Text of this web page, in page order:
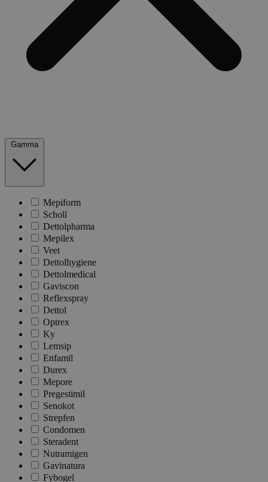
Gamma
Mepiform
Scholl
Dettolpharma
Mepilex
Veet
Dettolhygiene
Dettolmedical
Gaviscon
Reflexspray
Dettol
Optrex
Ky
Lemsip
Enfamil
Durex
Mepore
Pregestimil
Senokot
Strepfen
Condomen
Steradent
Nutramigen
Gavinatura
Fybogel